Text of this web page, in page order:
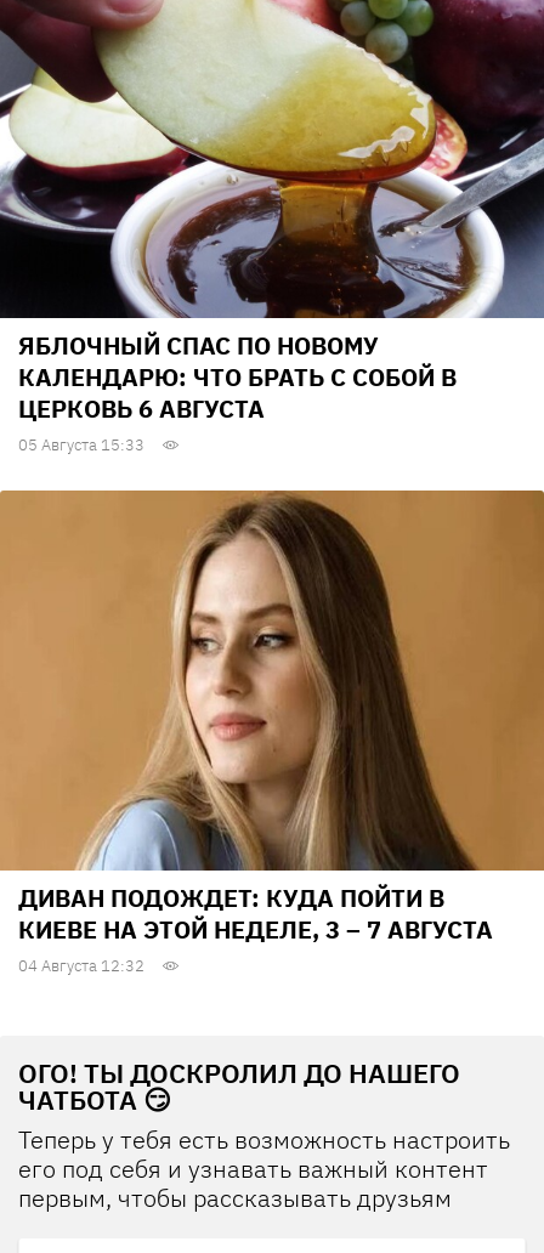
ЯБЛОЧНЫЙ СПАС ПО НОВОМУ
КАЛЕНДАРЮ: ЧТО БРАТЬ С СОБОЙ В
ЦЕРКОВЬ 6 АВГУСТА
05 Августа 15:33
ДИВАН ПОДОЖДЕТ: КУДА ПОЙТИ В
КИЕВЕ НА ЭТОЙ НЕДЕЛЕ, 3 – 7 АВГУСТА
04 Августа 12:32
ОГО! ТЫ ДОСКРОЛИЛ ДО НАШЕГО
ЧАТБОТА 😏
Теперь у тебя есть возможность настроить
его под себя и узнавать важный контент
первым, чтобы рассказывать друзьям